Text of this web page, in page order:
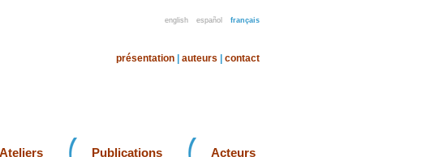
english español français
présentation auteurs contact
Ateliers Publications Acteurs